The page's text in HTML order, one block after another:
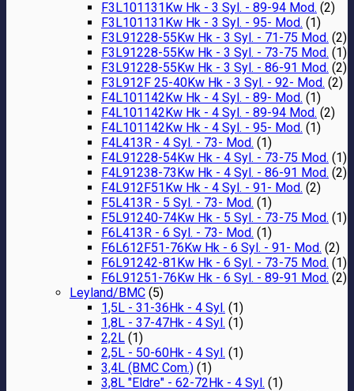
F3L101131Kw Hk - 3 Syl. - 89-94 Mod. (2)
F3L101131Kw Hk - 3 Syl. - 95- Mod. (1)
F3L91228-55Kw Hk - 3 Syl. - 71-75 Mod. (2)
F3L91228-55Kw Hk - 3 Syl. - 73-75 Mod. (1)
F3L91228-55Kw Hk - 3 Syl. - 86-91 Mod. (2)
F3L912F 25-40Kw Hk - 3 Syl. - 92- Mod. (2)
F4L101142Kw Hk - 4 Syl. - 89- Mod. (1)
F4L101142Kw Hk - 4 Syl. - 89-94 Mod. (2)
F4L101142Kw Hk - 4 Syl. - 95- Mod. (1)
F4L413R - 4 Syl. - 73- Mod. (1)
F4L91228-54Kw Hk - 4 Syl. - 73-75 Mod. (1)
F4L91238-73Kw Hk - 4 Syl. - 86-91 Mod. (2)
F4L912F51Kw Hk - 4 Syl. - 91- Mod. (2)
F5L413R - 5 Syl. - 73- Mod. (1)
F5L91240-74Kw Hk - 5 Syl. - 73-75 Mod. (1)
F6L413R - 6 Syl. - 73- Mod. (1)
F6L612F51-76Kw Hk - 6 Syl. - 91- Mod. (2)
F6L91242-81Kw Hk - 6 Syl. - 73-75 Mod. (1)
F6L91251-76Kw Hk - 6 Syl. - 89-91 Mod. (2)
Leyland/BMC (5)
1,5L - 31-36Hk - 4 Syl. (1)
1,8L - 37-47Hk - 4 Syl. (1)
2,2L (1)
2,5L - 50-60Hk - 4 Syl. (1)
3,4L (BMC Com.) (1)
3,8L "Eldre" - 62-72Hk - 4 Syl. (1)